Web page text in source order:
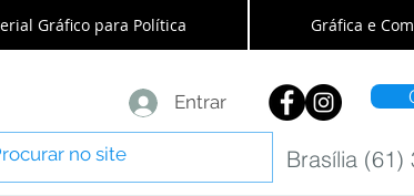
Gráfico para Política Gráfica e
Entrar
Brasília (61)